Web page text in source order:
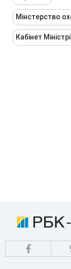
Мінстерство
Кабінет